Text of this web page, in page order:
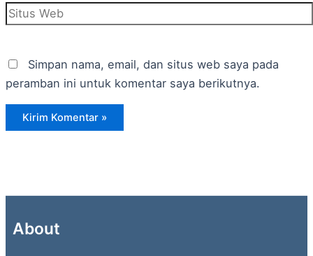
Simpan nama, email, dan situs web saya pada
peramban ini untuk komentar saya berikutnya.
About